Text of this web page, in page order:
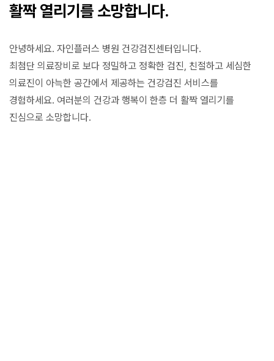
활짝 열리기를 소망합니다.
안녕하세요. 자인플러스 병원 건강검진센터입니다.
최첨단 의료장비로 보다 정밀하고 정확한 검진, 친절하고 세심한
의료진이 아늑한 공간에서 제공하는 건강검진 서비스를
경험하세요. 여러분의 건강과 행복이 한층 더 활짝 열리기를
진심으로 소망합니다.